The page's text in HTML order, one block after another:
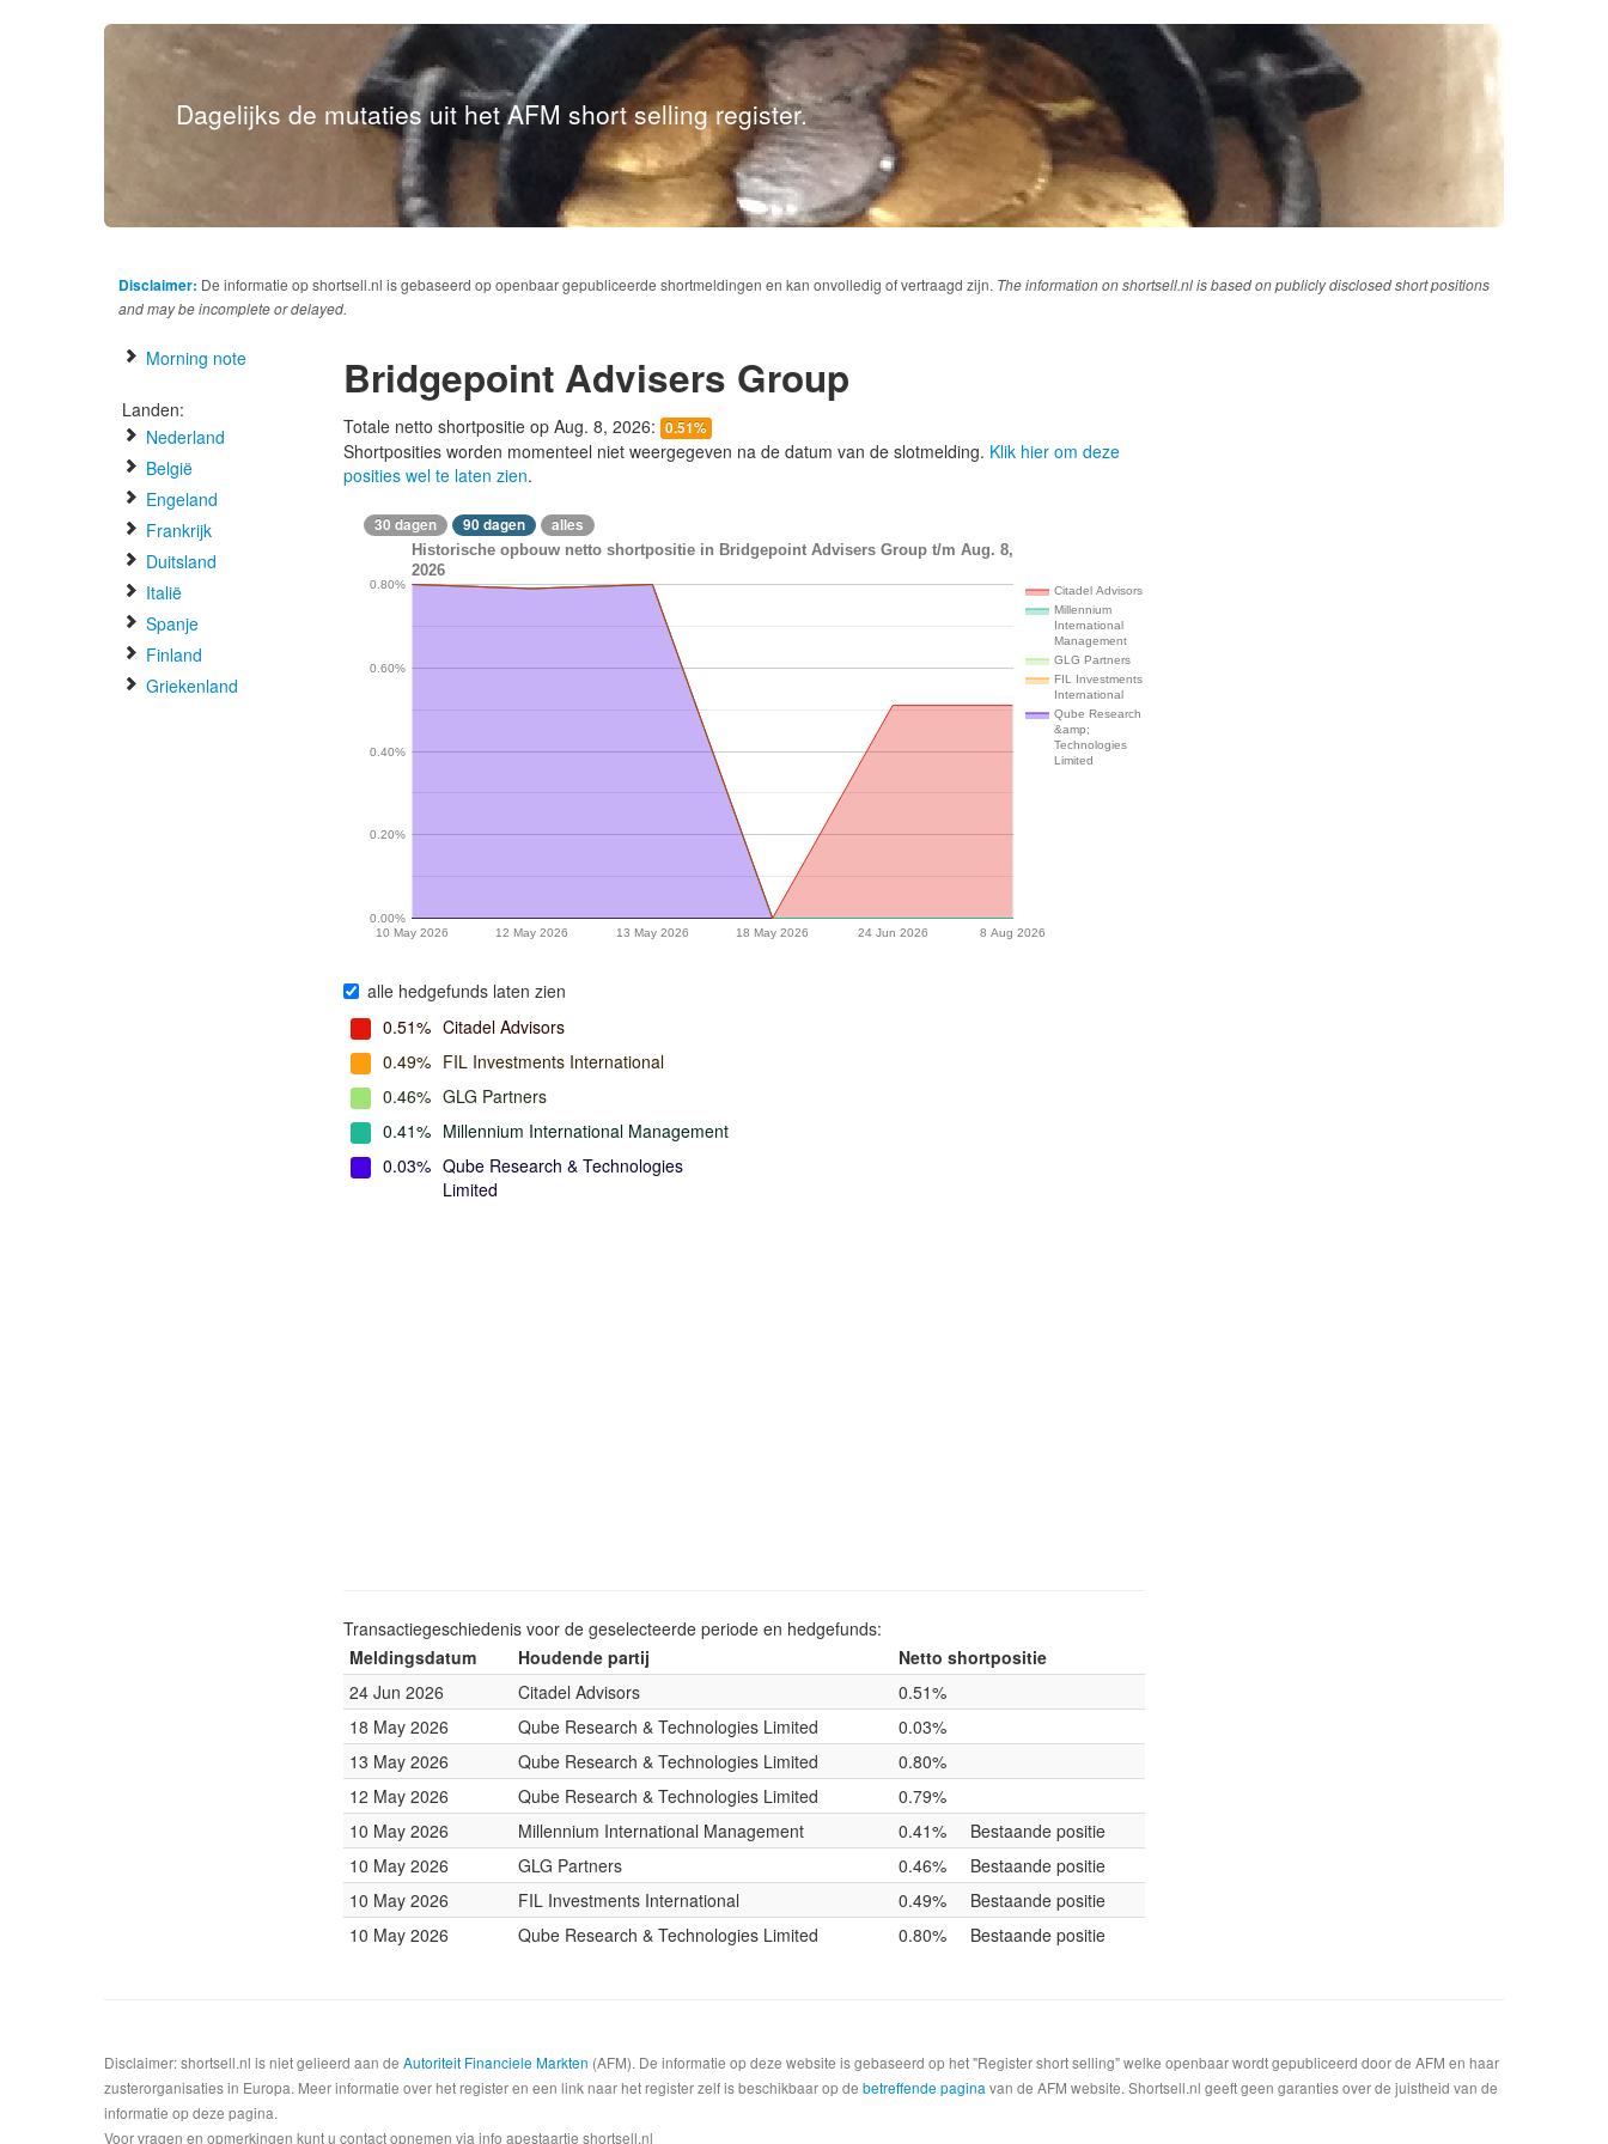
Dagelijks de mutaties uit het AFM short selling register.
Disclaimer: De informatie op shortsell.nl is gebaseerd op openbaar gepubliceerde shortmeldingen en kan onvolledig of vertraagd zijn. The information on shortsell.nl is based on publicly disclosed short positions
and may be incomplete or delayed.
Morning note
Landen:
Nederland
België
Engeland
Frankrijk
Duitsland
Italië
Spanje
Finland
Griekenland
Bridgepoint Advisers Group
Totale netto shortpositie op Aug. 8, 2026: 0.51%
Shortposities worden momenteel niet weergegeven na de datum van de slotmelding. Klik hier om deze
posities wel te laten zien.
30 dagen 90 dagen alles
Historische opbouw netto shortpositie in Bridgepoint Advisers Group t/m Aug. 8,
2026
Citadel Advisors
Millennium
International
Management
GLG Partners
FIL Investments
International
Qube Research
&amp;
Technologies
Limited
10 May 2026 12 May 2026 13 May 2026 18 May 2026 24 Jun 2026 8 Aug 2026
0.00%
0.20%
0.40%
0.60%
0.80%
alle hedgefunds laten zien
0.51% Citadel Advisors
0.49% FIL Investments International
0.46% GLG Partners
0.41% Millennium International Management
0.03% Qube Research & Technologies
Limited
Transactiegeschiedenis voor de geselecteerde periode en hedgefunds:
Meldingsdatum
Houdende partij
Netto shortpositie
24 Jun 2026
Citadel Advisors
0.51%
18 May 2026
Qube Research & Technologies Limited
0.03%
13 May 2026
Qube Research & Technologies Limited
0.80%
12 May 2026
Qube Research & Technologies Limited
0.79%
10 May 2026
Millennium International Management 0.41%
Bestaande positie
10 May 2026
GLG Partners 0.46%
Bestaande positie
10 May 2026
FIL Investments International 0.49%
Bestaande positie
10 May 2026
Qube Research & Technologies Limited 0.80% Bestaande positie
Disclaimer: shortsell.nl is niet gelieerd aan de Autoriteit Financiele Markten (AFM). De informatie op deze website is gebaseerd op het "Register short selling" welke openbaar wordt gepubliceerd door de AFM en haar
zusterorganisaties in Europa. Meer informatie over het register en een link naar het register zelf is beschikbaar op de betreffende pagina van de AFM website. Shortsell.nl geeft geen garanties over de juistheid van de
informatie op deze pagina.
Voor vragen en opmerkingen kunt u contact opnemen via info apestaartje shortsell.nl